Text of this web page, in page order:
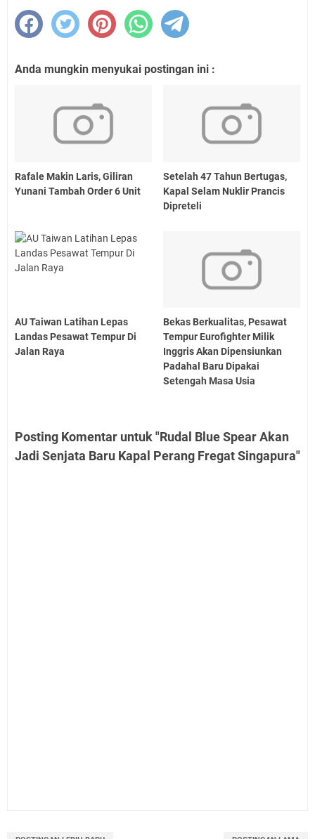
Anda mungkin menyukai postingan ini :
Rafale Makin Laris, Giliran
Yunani Tambah Order 6 Unit
Setelah 47 Tahun Bertugas,
Kapal Selam Nuklir Prancis
Dipreteli
AU Taiwan Latihan Lepas
Landas Pesawat Tempur Di
Jalan Raya
Bekas Berkualitas, Pesawat
Tempur Eurofighter Milik
Inggris Akan Dipensiunkan
Padahal Baru Dipakai
Setengah Masa Usia
Posting Komentar untuk "Rudal Blue Spear Akan
Jadi Senjata Baru Kapal Perang Fregat Singapura"